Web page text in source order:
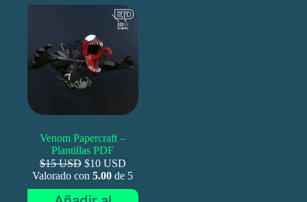
Venom Papercraft –
Plantillas PDF
$15 USD $10 USD
Valorado con5.00 de 5